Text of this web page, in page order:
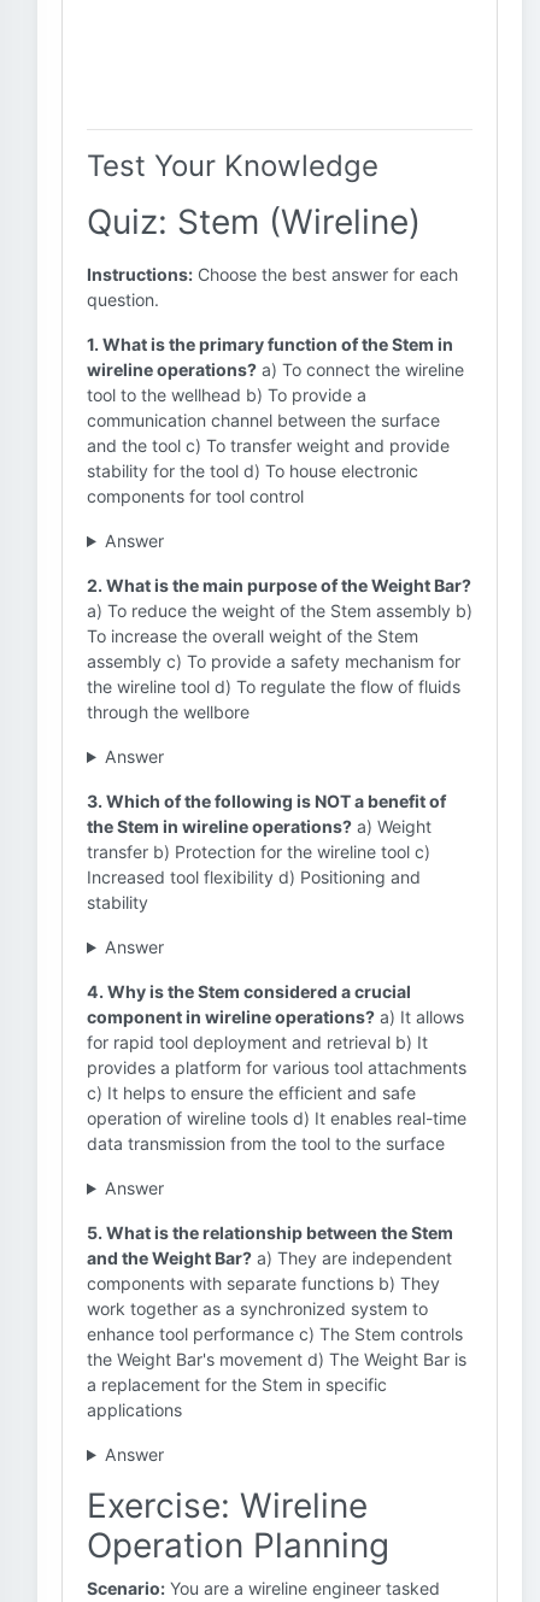
Test Your Knowledge
Quiz: Stem (Wireline)
Instructions: Choose the best answer for each
question.
1. What is the primary function of the Stem in
wireline operations? a) To connect the wireline
tool to the wellhead b) To provide a
communication channel between the surface
and the tool c) To transfer weight and provide
stability for the tool d) To house electronic
components for tool control
Answer
2. What is the main purpose of the Weight Bar?
a) To reduce the weight of the Stem assembly b)
To increase the overall weight of the Stem
assembly c) To provide a safety mechanism for
the wireline tool d) To regulate the flow of fluids
through the wellbore
Answer
3. Which of the following is NOT a benefit of
the Stem in wireline operations? a) Weight
transfer b) Protection for the wireline tool c)
Increased tool flexibility d) Positioning and
stability
Answer
4. Why is the Stem considered a crucial
component in wireline operations? a) It allows
for rapid tool deployment and retrieval b) It
provides a platform for various tool attachments
c) It helps to ensure the efficient and safe
operation of wireline tools d) It enables real-time
data transmission from the tool to the surface
Answer
5. What is the relationship between the Stem
and the Weight Bar? a) They are independent
components with separate functions b) They
work together as a synchronized system to
enhance tool performance c) The Stem controls
the Weight Bar's movement d) The Weight Bar is
a replacement for the Stem in specific
applications
Answer
Exercise: Wireline
Operation Planning
Scenario: You are a wireline engineer tasked